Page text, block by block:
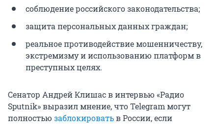
соблюдение российского законодательства;
защита персональных данных граждан;
реальное противодействие мошенничеству,
экстремизму и использованию платформ в
преступных целях.
Сенатор Андрей Клишас в интервью «Радио
Sputnik» выразил мнение, что Telegram могут
полностью заблокироватьв России, если